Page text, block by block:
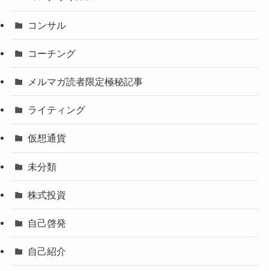
コンサル
コーチング
メルマガ読者限定極秘記事
ライティング
仮想通貨
未分類
株式投資
自己啓発
自己紹介